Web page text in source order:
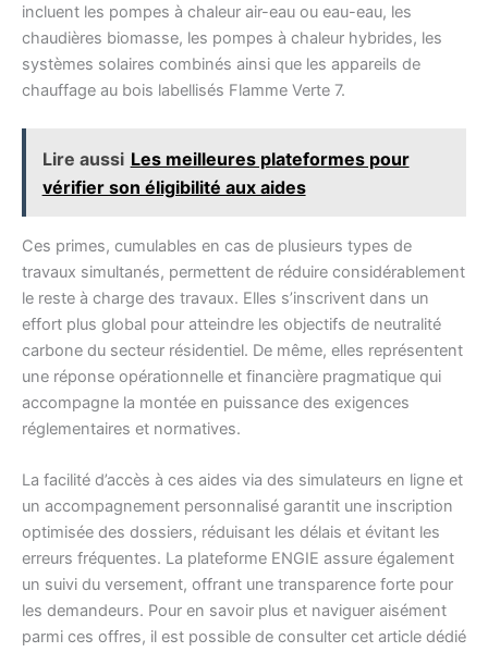
incluent les pompes à chaleur air-eau ou eau-eau, les
chaudières biomasse, les pompes à chaleur hybrides, les
systèmes solaires combinés ainsi que les appareils de
chauffage au bois labellisés Flamme Verte 7.
Lire aussi Les meilleures plateformes pour
vérifier son éligibilité aux aides
Ces primes, cumulables en cas de plusieurs types de
travaux simultanés, permettent de réduire considérablement
le reste à charge des travaux. Elles s’inscrivent dans un
effort plus global pour atteindre les objectifs de neutralité
carbone du secteur résidentiel. De même, elles représentent
une réponse opérationnelle et financière pragmatique qui
accompagne la montée en puissance des exigences
réglementaires et normatives.
La facilité d’accès à ces aides via des simulateurs en ligne et
un accompagnement personnalisé garantit une inscription
optimisée des dossiers, réduisant les délais et évitant les
erreurs fréquentes. La plateforme ENGIE assure également
un suivi du versement, offrant une transparence forte pour
les demandeurs. Pour en savoir plus et naviguer aisément
parmi ces offres, il est possible de consulter cet article dédié